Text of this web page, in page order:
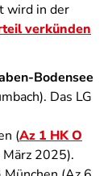
wird in der
verkünden
Bodensee
Das LG
(Az 1 HK O
2025).